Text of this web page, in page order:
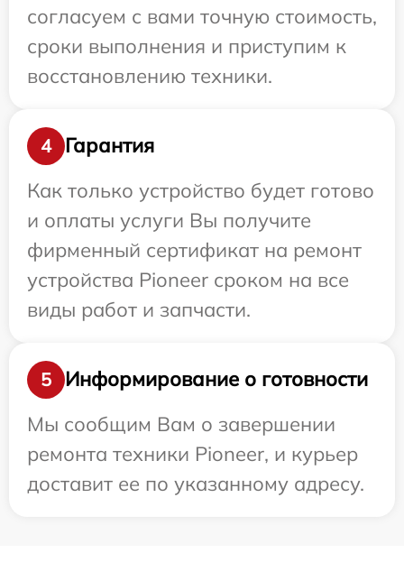
согласуем с вами точную стоимость,
сроки выполнения и приступим к
восстановлению техники.
4
Гарантия
Как только устройство будет готово
и оплаты услуги Вы получите
фирменный сертификат на ремонт
устройства Pioneer сроком на все
виды работ и запчасти.
5
Информирование о готовности
Мы сообщим Вам о завершении
ремонта техники Pioneer, и курьер
доставит ее по указанному адресу.